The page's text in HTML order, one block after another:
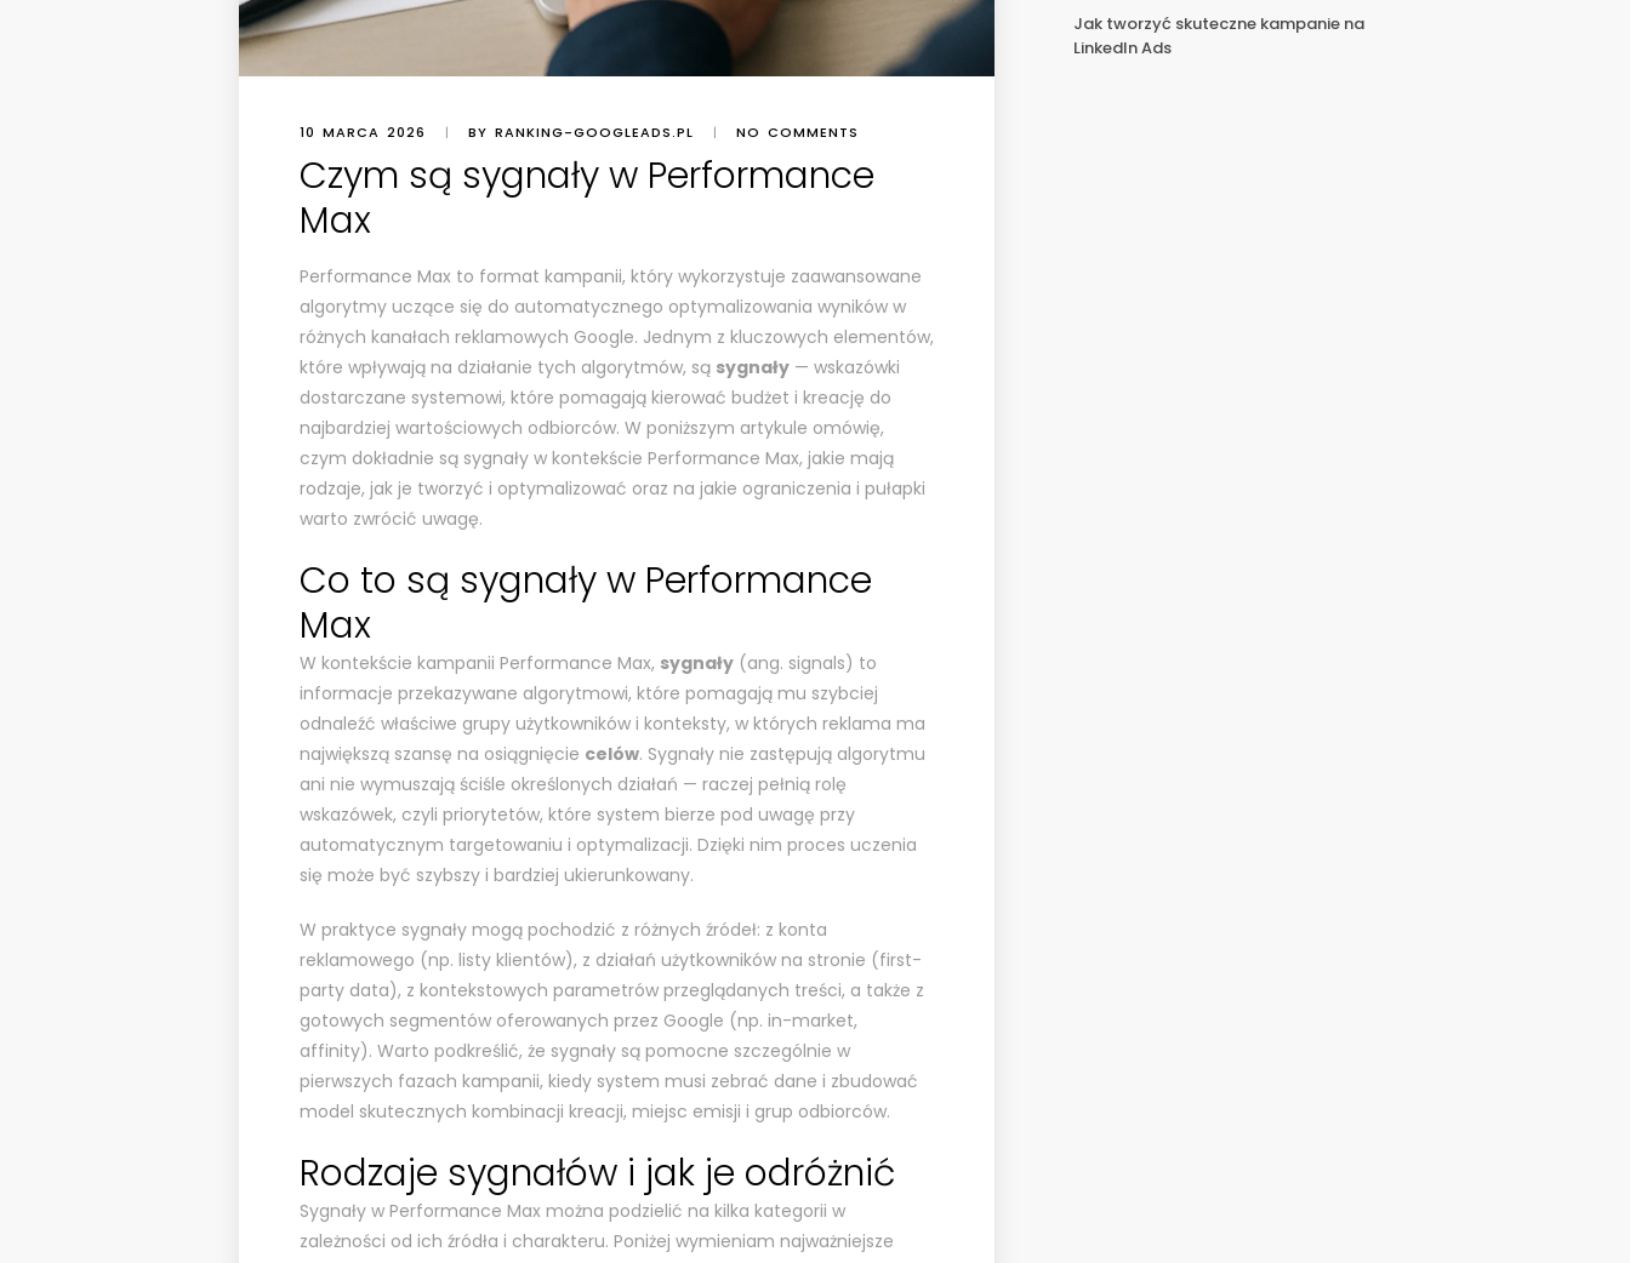
10 MARCA 2026 | BY RANKING-GOOGLEADS.PL | NO COMMENTS
Czym są sygnały w Performance
Max
Performance Max to format kampanii, który wykorzystuje zaawansowane
algorytmy uczące się do automatycznego optymalizowania wyników w
różnych kanałach reklamowych Google. Jednym z kluczowych elementów,
które wpływają na działanie tych algorytmów, są sygnały — wskazówki
dostarczane systemowi, które pomagają kierować budżet i kreację do
najbardziej wartościowych odbiorców. W poniższym artykule omówię,
czym dokładnie są sygnały w kontekście Performance Max, jakie mają
rodzaje, jak je tworzyć i optymalizować oraz na jakie ograniczenia i pułapki
warto zwrócić uwagę.
Co to są sygnały w Performance
Max
W kontekście kampanii Performance Max, sygnały (ang. signals) to
informacje przekazywane algorytmowi, które pomagają mu szybciej
odnaleźć właściwe grupy użytkowników i konteksty, w których reklama ma
największą szansę na osiągnięcie celów. Sygnały nie zastępują algorytmu
ani nie wymuszają ściśle określonych działań — raczej pełnią rolę
wskazówek, czyli priorytetów, które system bierze pod uwagę przy
automatycznym targetowaniu i optymalizacji. Dzięki nim proces uczenia
się może być szybszy i bardziej ukierunkowany.
W praktyce sygnały mogą pochodzić z różnych źródeł: z konta
reklamowego (np. listy klientów), z działań użytkowników na stronie (first-
party data), z kontekstowych parametrów przeglądanych treści, a także z
gotowych segmentów oferowanych przez Google (np. in-market,
affinity). Warto podkreślić, że sygnały są pomocne szczególnie w
pierwszych fazach kampanii, kiedy system musi zebrać dane i zbudować
model skutecznych kombinacji kreacji, miejsc emisji i grup odbiorców.
Rodzaje sygnałów i jak je odróżnić
Sygnały w Performance Max można podzielić na kilka kategorii w
zależności od ich źródła i charakteru. Poniżej wymieniam najważniejsze
Jak tworzyć skuteczne kampanie na
LinkedIn Ads